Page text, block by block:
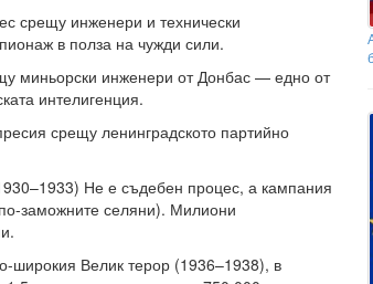
срещу инженери и технически
в полза на чужди сили.
миньорски инженери от Донбас — едно от
интелигенция.
срещу ленинградското партийно
Не е съдебен процес, а кампания
заможните селяни). Милиони
широкия Велик терор (1936–1938), в